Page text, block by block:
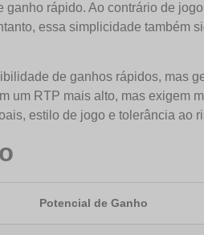
rápido. Ao contrário de
essa simplicidade também
de ganhos rápidos, mas
um RTP mais alto, mas exigem
estilo de jogo e tolerância ao
Potencial de Ganho